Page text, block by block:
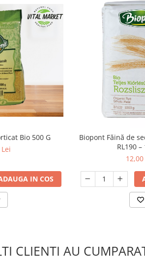
Bio 500 G
IN COS
Biopont Făină de
RL190 –
CLIENTI AU